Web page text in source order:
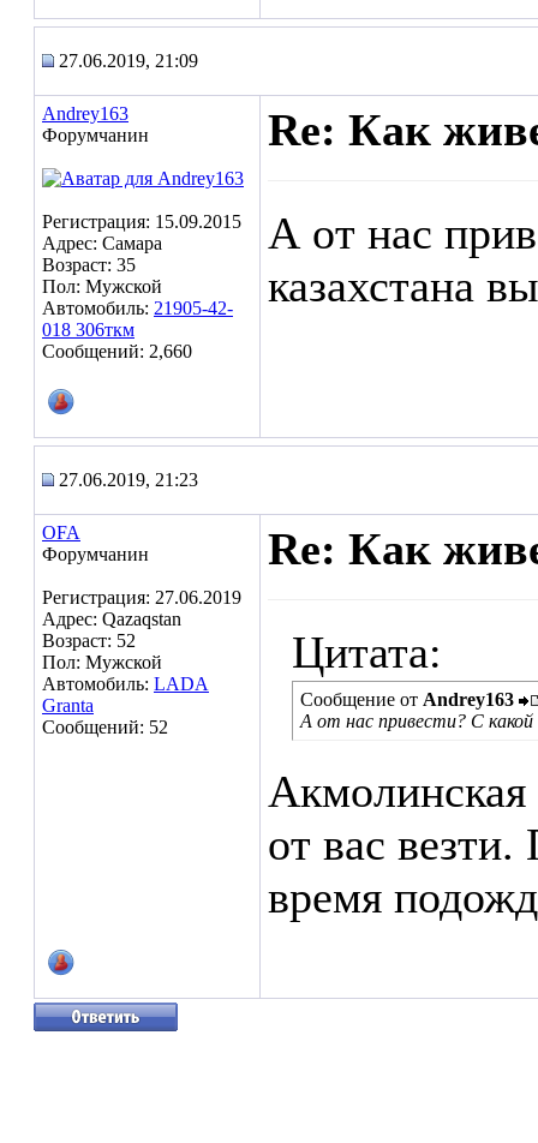
27.06.2019, 21:09
Andrey163
Форумчанин
Регистрация: 15.09.2015
Адрес: Самара
Возраст: 35
Пол: Мужской
Автомобиль: 21905-42-
018 306ткм
Сообщений: 2,660
Re: Как
А от нас
казахстана
27.06.2019, 21:23
OFA
Форумчанин
Регистрация: 27.06.2019
Адрес: Qazaqstan
Возраст: 52
Пол: Мужской
Автомобиль: LADA
Granta
Сообщений: 52
Re: Как
Цитата:
Сообщение от Andrey163
А от нас привести? С
Акмолинская
от вас везти.
время